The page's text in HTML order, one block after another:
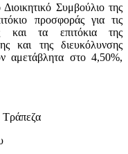
Συμβούλιο της
προσφοράς για τις
και τα επιτόκια της
και της διευκόλυνσης
αμετάβλητα στο 4,50%,
Τράπεζα